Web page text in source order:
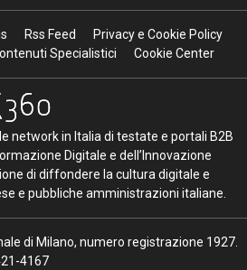
Rss Feed
Privacy e Cookie Policy
Specialistici
Cookie Center
network in Italia di testate e portali B2B
Digitale e dell’Innovazione
di diffondere la cultura digitale e
e pubbliche amministrazioni italiane.
di Milano, numero registrazione 1927.
4167